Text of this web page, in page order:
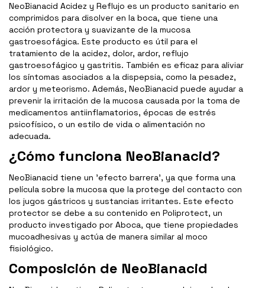
NeoBianacid Acidez y Reflujo es un producto sanitario en
comprimidos para disolver en la boca, que tiene una
acción protectora y suavizante de la mucosa
gastroesofágica. Este producto es útil para el
tratamiento de la acidez, dolor, ardor, reflujo
gastroesofágico y gastritis. También es eficaz para aliviar
los síntomas asociados a la dispepsia, como la pesadez,
ardor y meteorismo. Además, NeoBianacid puede ayudar a
prevenir la irritación de la mucosa causada por la toma de
medicamentos antiinflamatorios, épocas de estrés
psicofísico, o un estilo de vida o alimentación no
adecuada.
¿Cómo funciona NeoBianacid?
NeoBianacid tiene un 'efecto barrera', ya que forma una
película sobre la mucosa que la protege del contacto con
los jugos gástricos y sustancias irritantes. Este efecto
protector se debe a su contenido en Poliprotect, un
producto investigado por Aboca, que tiene propiedades
mucoadhesivas y actúa de manera similar al moco
fisiológico.
Composición de NeoBianacid